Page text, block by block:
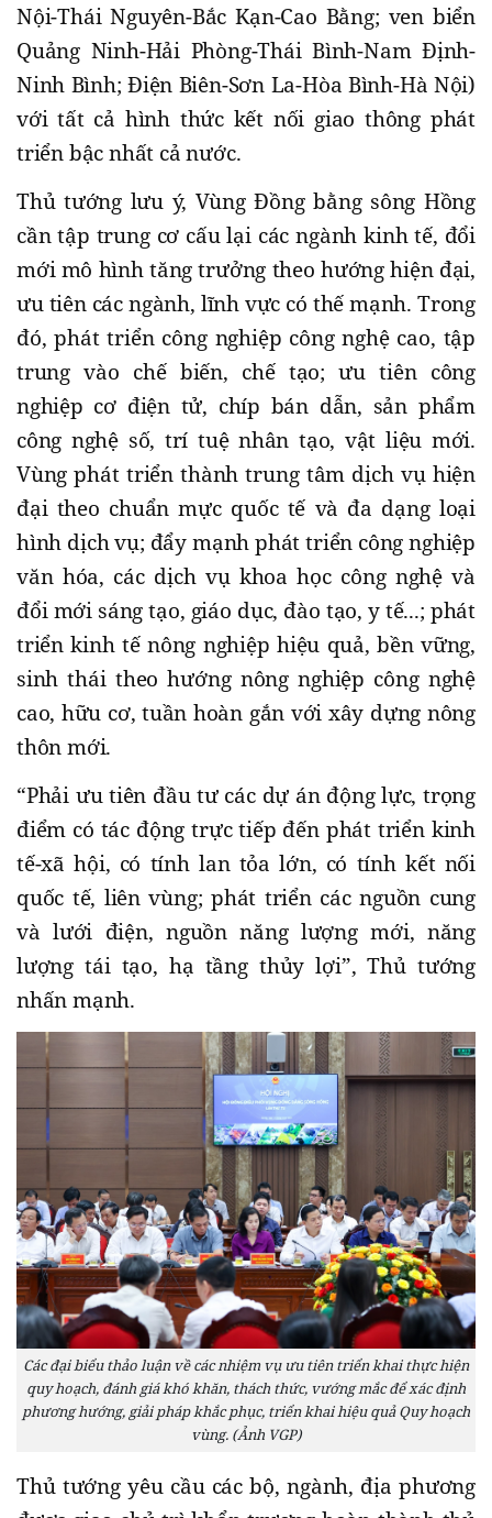
Nội-Thái Nguyên-Bắc Kạn-Cao Bằng; ven biển
Quảng Ninh-Hải Phòng-Thái Bình-Nam Định-
Ninh Bình; Điện Biên-Sơn La-Hòa Bình-Hà Nội)
với tất cả hình thức kết nối giao thông phát
triển bậc nhất cả nước.
Thủ tướng lưu ý, Vùng Đồng bằng sông Hồng
cần tập trung cơ cấu lại các ngành kinh tế, đổi
mới mô hình tăng trưởng theo hướng hiện đại,
ưu tiên các ngành, lĩnh vực có thế mạnh. Trong
đó, phát triển công nghiệp công nghệ cao, tập
trung vào chế biến, chế tạo; ưu tiên công
nghiệp cơ điện tử, chíp bán dẫn, sản phẩm
công nghệ số, trí tuệ nhân tạo, vật liệu mới.
Vùng phát triển thành trung tâm dịch vụ hiện
đại theo chuẩn mực quốc tế và đa dạng loại
hình dịch vụ; đẩy mạnh phát triển công nghiệp
văn hóa, các dịch vụ khoa học công nghệ và
đổi mới sáng tạo, giáo dục, đào tạo, y tế...; phát
triển kinh tế nông nghiệp hiệu quả, bền vững,
sinh thái theo hướng nông nghiệp công nghệ
cao, hữu cơ, tuần hoàn gắn với xây dựng nông
thôn mới.
“Phải ưu tiên đầu tư các dự án động lực, trọng
điểm có tác động trực tiếp đến phát triển kinh
tế-xã hội, có tính lan tỏa lớn, có tính kết nối
quốc tế, liên vùng; phát triển các nguồn cung
và lưới điện, nguồn năng lượng mới, năng
lượng tái tạo, hạ tầng thủy lợi”, Thủ tướng
nhấn mạnh.
Các đại biểu thảo luận về các nhiệm vụ ưu tiên triển khai thực hiện
quy hoạch, đánh giá khó khăn, thách thức, vướng mắc để xác định
phương hướng, giải pháp khắc phục, triển khai hiệu quả Quy hoạch
vùng. (Ảnh VGP)
Thủ tướng yêu cầu các bộ, ngành, địa phương